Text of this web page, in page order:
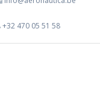
+32 470 05 51 58